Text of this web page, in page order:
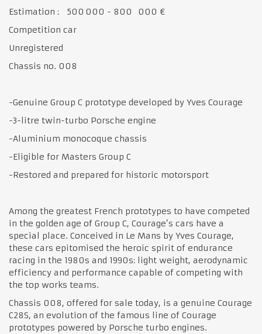
Estimation : 500 000 - 800 000 €
Competition car
Unregistered
Chassis no. 008
-Genuine Group C prototype developed by Yves Courage
-3-litre twin-turbo Porsche engine
-Aluminium monocoque chassis
-Eligible for Masters Group C
-Restored and prepared for historic motorsport
Among the greatest French prototypes to have competed
in the golden age of Group C, Courage’s cars have a
special place. Conceived in Le Mans by Yves Courage,
these cars epitomised the heroic spirit of endurance
racing in the 1980s and 1990s: light weight, aerodynamic
efficiency and performance capable of competing with
the top works teams.
Chassis 008, offered for sale today, is a genuine Courage
C28S, an evolution of the famous line of Courage
prototypes powered by Porsche turbo engines.